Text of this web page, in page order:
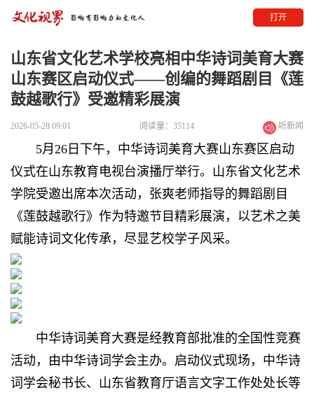
打开
山东省文化艺术学校亮相中华诗词美育大赛
山东赛区启动仪式——创编的舞蹈剧目《莲
鼓越歌行》受邀精彩展演
2026-05-28 09:01 阅读量：35114 听新闻
5月26日下午，中华诗词美育大赛山东赛区启动
仪式在山东教育电视台演播厅举行。山东省文化艺术
学院受邀出席本次活动，张爽老师指导的舞蹈剧目
《莲鼓越歌行》作为特邀节目精彩展演，以艺术之美
赋能诗词文化传承，尽显艺校学子风采。
中华诗词美育大赛是经教育部批准的全国性竞赛
活动，由中华诗词学会主办。启动仪式现场，中华诗
词学会秘书长、山东省教育厅语言文字工作处处长等